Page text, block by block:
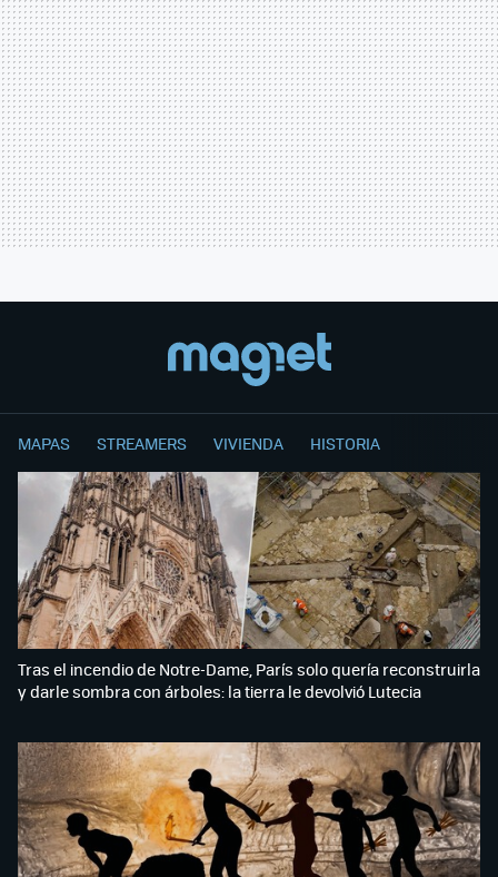
MAPAS STREAMERS VIVIENDA HISTORIA
Tras el incendio de Notre-Dame, París solo quería reconstruirla
y darle sombra con árboles: la tierra le devolvió Lutecia